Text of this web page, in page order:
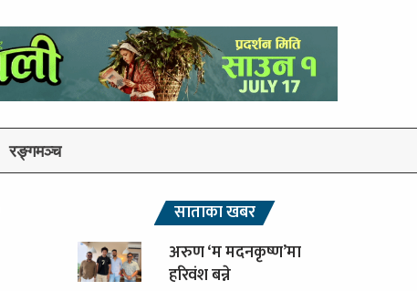
रङ्गमञ्च
साताका खबर
अरुण ‘म मदनकृष्ण’मा
हरिवंश बन्ने